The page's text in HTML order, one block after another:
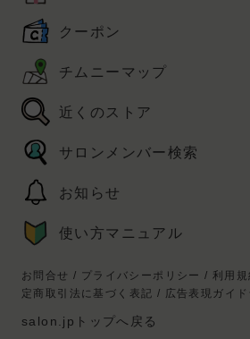
クーポン
チムニーマップ
近くのストア
サロンメンバー検索
お知らせ
使い方マニュアル
お問合せ / プライバシーポリシー / 利用規
定商取引法に基づく表記 / 広告表現ガイド
salon.jpトップへ戻る